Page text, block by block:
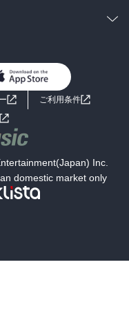
向けラノベ
小説
い合わせ
ご利用条件
Inc.
domestic market only